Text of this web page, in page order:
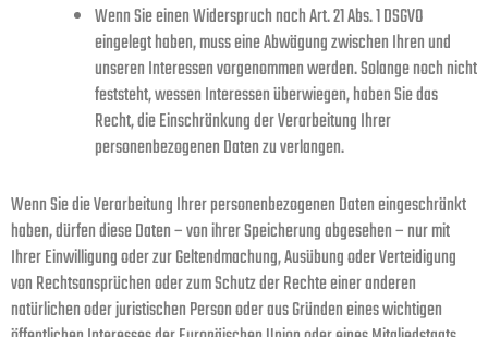
Wenn Sie einen Widerspruch nach Art. 21 Abs. 1 DSGVO
eingelegt haben, muss eine Abwägung zwischen Ihren und
unseren Interessen vorgenommen werden. Solange noch nicht
feststeht, wessen Interessen überwiegen, haben Sie das
Recht, die Einschränkung der Verarbeitung Ihrer
personenbezogenen Daten zu verlangen.
Wenn Sie die Verarbeitung Ihrer personenbezogenen Daten eingeschränkt
haben, dürfen diese Daten – von ihrer Speicherung abgesehen – nur mit
Ihrer Einwilligung oder zur Geltendmachung, Ausübung oder Verteidigung
von Rechtsansprüchen oder zum Schutz der Rechte einer anderen
natürlichen oder juristischen Person oder aus Gründen eines wichtigen